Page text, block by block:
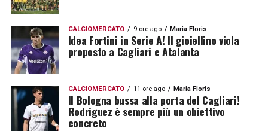
CALCIOMERCATO 9 ore ago Maria Floris
Idea Fortini in Serie A! Il gioiellino viola
proposto a Cagliari e Atalanta
CALCIOMERCATO 11 ore ago Maria Floris
Il Bologna bussa alla porta del Cagliari!
Rodriguez è sempre più un obiettivo
concreto